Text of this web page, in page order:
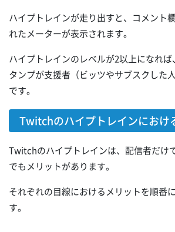
ハイプトレインが走り出すと、コメント
れたメーターが表示されます。
ハイプトレインのレベルが2以上になれ
タンプが支援者（ビッツやサブスクした
です。
Twitchのハイプトレインにおけ
Twitchのハイプトレインは、配信者だけ
でもメリットがあります。
それぞれの目線におけるメリットを順番
す。